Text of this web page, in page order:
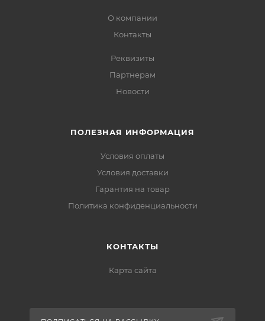
О компании
Контакты
Реквизиты
Партнерам
Новости
ПОЛЕЗНАЯ ИНФОРМАЦИЯ
Условия оплаты
Условия доставки
Гарантия на товар
Политика конфиденциальности
КОНТАКТЫ
Карта сайта